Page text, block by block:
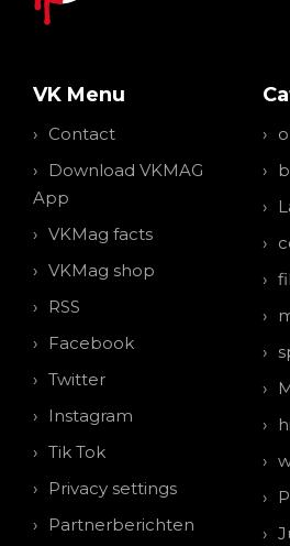
VK Menu
Contact
Download VKMAG
App
VKMag facts
VKMag shop
RSS
Facebook
Twitter
Instagram
Tik Tok
Privacy settings
Partnerberichten